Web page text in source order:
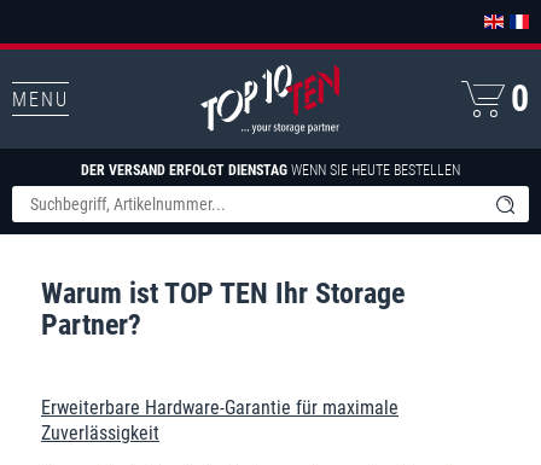
MENU
DER VERSAND ERFOLGT DIENSTAG WENN SIE HEUTE BESTELLEN
0
Warum ist TOP TEN Ihr Storage
Partner?
Erweiterbare Hardware-Garantie für maximale
Zuverlässigkeit